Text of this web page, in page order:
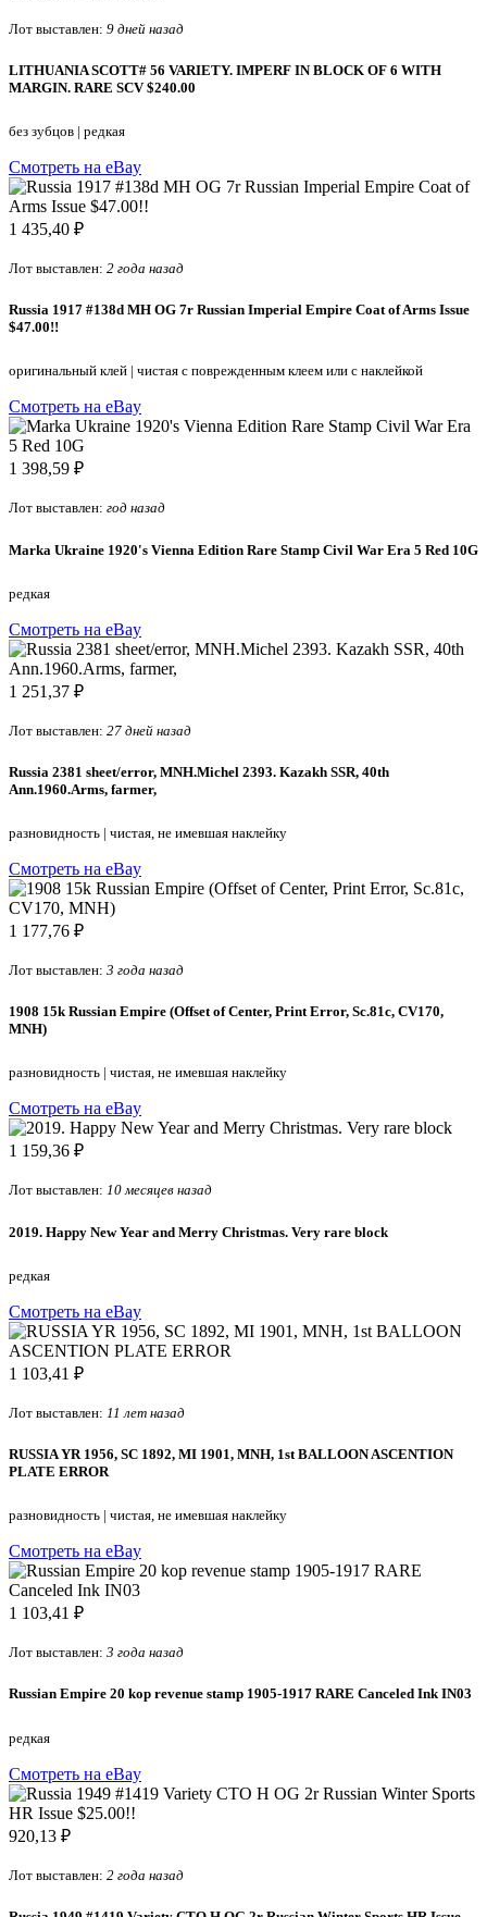
Лот выставлен: 9 дней назад
LITHUANIA SCOTT# 56 VARIETY. IMPERF IN BLOCK OF 6 WITH
MARGIN. RARE SCV $240.00
без зубцов | редкая
Смотреть на eBay
1 435,40 ₽
Лот выставлен: 2 года назад
Russia 1917 #138d MH OG 7r Russian Imperial Empire Coat of Arms Issue
$47.00!!
оригинальный клей | чистая с поврежденным клеем или с наклейкой
Смотреть на eBay
1 398,59 ₽
Лот выставлен: год назад
Marka Ukraine 1920's Vienna Edition Rare Stamp Civil War Era 5 Red 10G
редкая
Смотреть на eBay
1 251,37 ₽
Лот выставлен: 27 дней назад
Russia 2381 sheet/error, MNH.Michel 2393. Kazakh SSR, 40th
Ann.1960.Arms, farmer,
разновидность | чистая, не имевшая наклейку
Смотреть на eBay
1 177,76 ₽
Лот выставлен: 3 года назад
1908 15k Russian Empire (Offset of Center, Print Error, Sc.81c, CV170,
MNH)
разновидность | чистая, не имевшая наклейку
Смотреть на eBay
1 159,36 ₽
Лот выставлен: 10 месяцев назад
2019. Happy New Year and Merry Christmas. Very rare block
редкая
Смотреть на eBay
1 103,41 ₽
Лот выставлен: 11 лет назад
RUSSIA YR 1956, SC 1892, MI 1901, MNH, 1st BALLOON ASCENTION
PLATE ERROR
разновидность | чистая, не имевшая наклейку
Смотреть на eBay
1 103,41 ₽
Лот выставлен: 3 года назад
Russian Empire 20 kop revenue stamp 1905-1917 RARE Canceled Ink IN03
редкая
Смотреть на eBay
920,13 ₽
Лот выставлен: 2 года назад